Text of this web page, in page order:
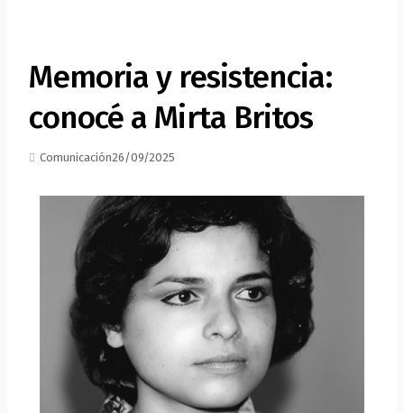
Memoria y resistencia:
conocé a Mirta Britos
Comunicación26/09/2025